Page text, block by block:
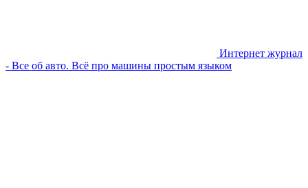
Интернет журнал
- Все об авто. Всё про машины простым языком